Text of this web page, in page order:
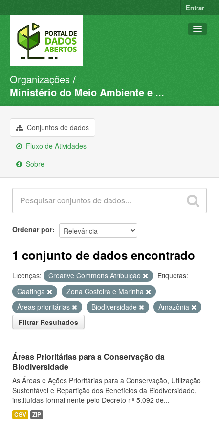
Entrar
Conjuntos de dados
Organizações
Sobre
Organizações
Ministério do Meio Ambiente e ...
Conjuntos de dados
Fluxo de Atividades
Sobre
Ordenar por
1 conjunto de dados encontrado
Licenças: Creative Commons Atribuição
Etiquetas:
Caatinga
Zona Costeira e Marinha
Áreas prioritárias
Biodiversidade
Amazônia
Filtrar Resultados
Áreas Prioritárias para a Conservação da
Biodiversidade
As Áreas e Ações Prioritárias para a Conservação, Utilização
Sustentável e Repartição dos Benefícios da Biodiversidade,
instituídas formalmente pelo Decreto nº 5.092 de...
CSV ZIP